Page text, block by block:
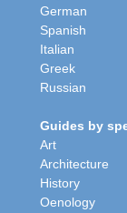
German
Spanish
Italian
Greek
Russian
Guides by
Art
Architecture
History
Oenology